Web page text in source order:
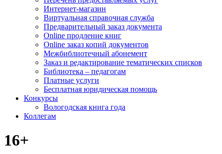
Интернет-магазин
Виртуальная справочная служба
Предварительный заказ документа
Online продление книг
Online заказ копий документов
Межбиблиотечный абонемент
Заказ и редактирование тематических списков
Библиотека – педагогам
Платные услуги
Бесплатная юридическая помощь
Конкурсы
Вологодская книга года
Коллегам
16+